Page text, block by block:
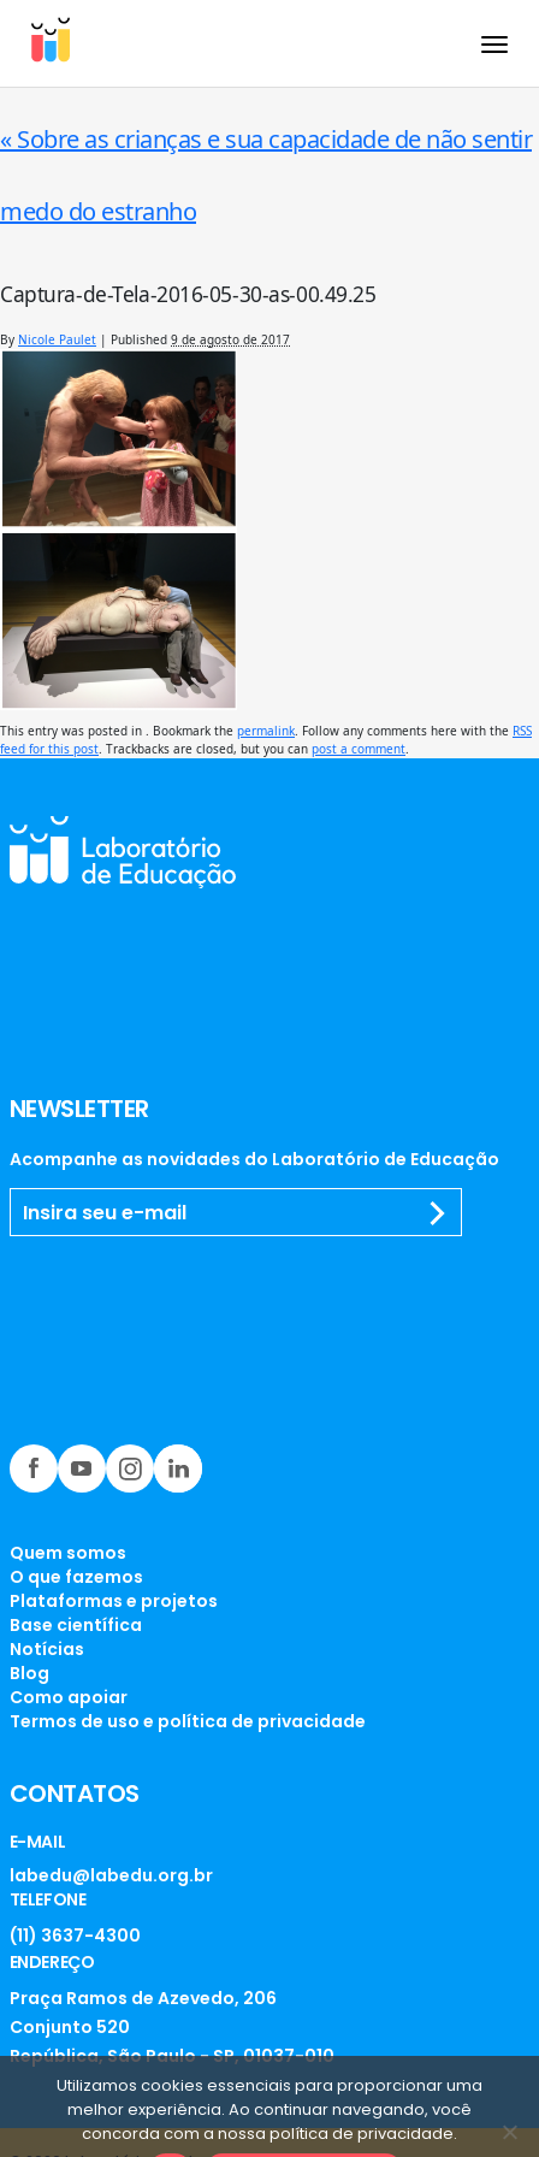
«Sobre as crianças e sua capacidade de não sentir
medo do estranho
Captura-de-Tela-2016-05-30-as-00.49.25
By Nicole Paulet | Published 9 de agosto de 2017
This entry was posted in . Bookmark the permalink . Follow any comments here with the RSS
feed for this post . Trackbacks are closed, but you can post a comment
NEWSLETTER
Acompanhe as novidades do Laboratório de Educação
Quem somos
O que fazemos
Plataformas e projetos
Base científica
Notícias
Blog
Como apoiar
Termos de uso e política de privacidade
CONTATOS
E-MAIL
labedu@labedu.org.br
TELEFONE
(11) 3637-4300
ENDEREÇO
Praça Ramos de Azevedo, 206
Conjunto 520
República, São Paulo - SP, 01037-010
Utilizamos cookies essenciais para proporcionar uma
melhor experiência. Ao continuar navegando, você
concorda com a nossa política de privacidade.